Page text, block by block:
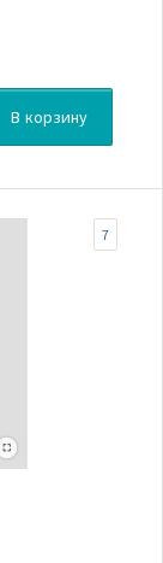
В корзину
7